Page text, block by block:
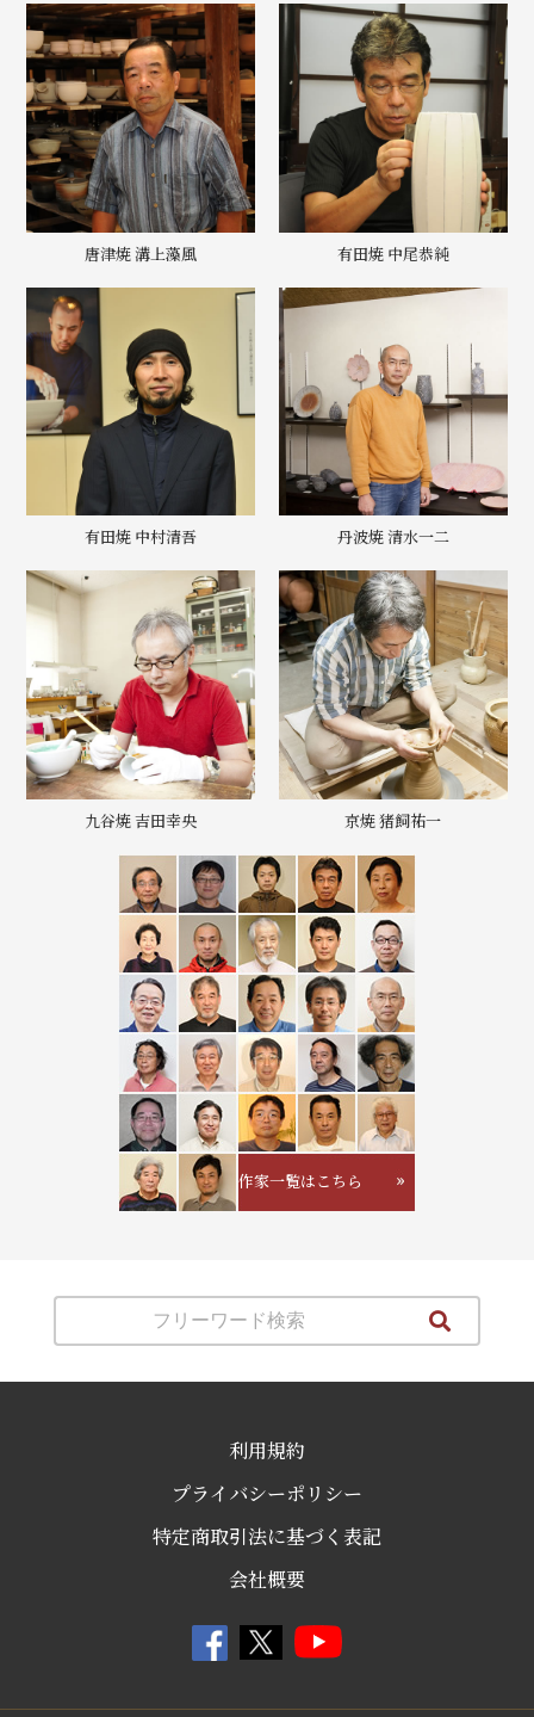
唐津焼 溝上藻風 有田焼 中尾恭純
有田焼 中村清吾 丹波焼 清水一二
九谷焼 吉田幸央 京焼 猪飼祐一
作家一覧はこちら
利用規約
プライバシーポリシー
特定商取引法に基づく表記
会社概要